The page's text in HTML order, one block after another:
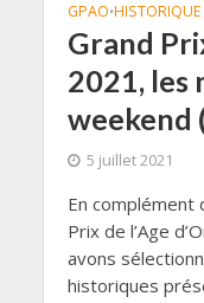
GPAO•HISTORIQUE
Grand
2021, les
weekend
5 juillet 2021
En complément
Prix de l’Age
avons
historiques